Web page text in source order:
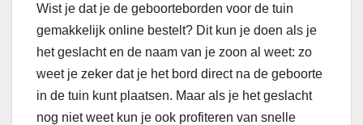
Wist je dat je de geboorteborden voor de tuin
gemakkelijk online bestelt? Dit kun je doen als je
het geslacht en de naam van je zoon al weet: zo
weet je zeker dat je het bord direct na de geboorte
in de tuin kunt plaatsen. Maar als je het geslacht
nog niet weet kun je ook profiteren van snelle